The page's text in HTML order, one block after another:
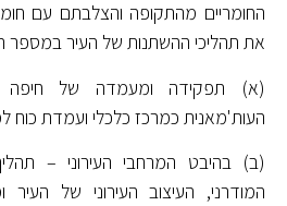
החומריים מהתקופה והצלבתם עם
את תהליכי ההשתנות של העיר במספר
(א) תפקידה ומעמדה של חיפה
העות'מאנית כמרכז כלכלי ועמדת כוח
(ב) בהיבט המרחבי העירוני – תהליך
המודרני, העיצוב העירוני של